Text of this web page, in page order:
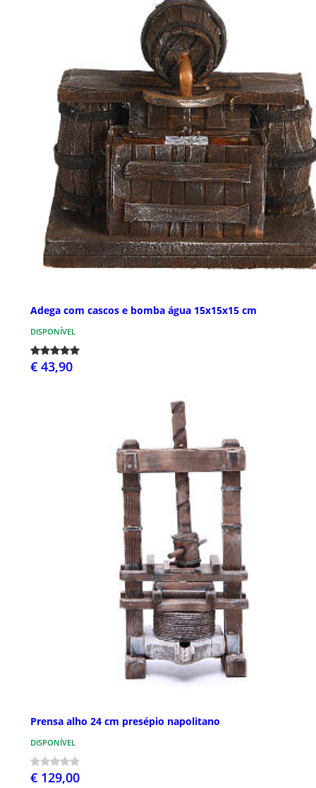
Adega com cascos e bomba água 15x15x15 cm
DISPONÍVEL
€ 43,90
Prensa alho 24 cm presépio napolitano
DISPONÍVEL
€ 129,00